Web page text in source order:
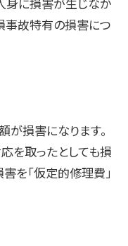
事故特有の損害につ
損害になります。
を取ったとしても損
を「仮定的修理費」